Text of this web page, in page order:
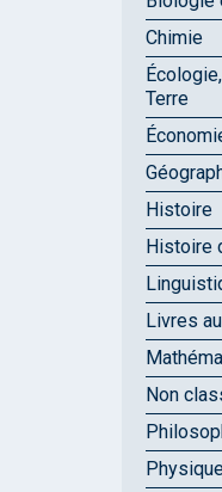
Chimie
Terre
Histoire
Histoire
Livres
Non